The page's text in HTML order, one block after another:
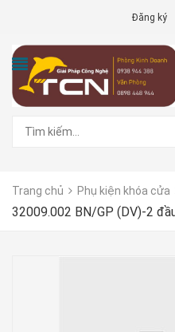
Đăng ký
Trang chủ Phụ kiện khóa cửa
32009.002 BN/GP (DV)-2